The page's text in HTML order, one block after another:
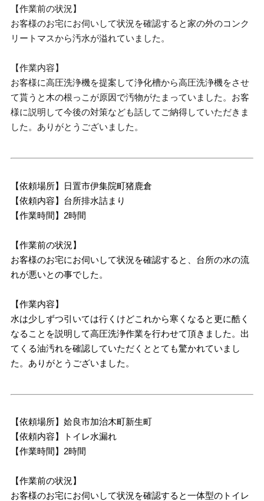
【作業前の状況】
お客様のお宅にお伺いして状況を確認すると家の外のコンク
リートマスから汚水が溢れていました。
【作業内容】
お客様に高圧洗浄機を提案して浄化槽から高圧洗浄機をさせ
て貰うと木の根っこが原因で汚物がたまっていました。お客
様に説明して今後の対策なども話してご納得していただきま
した。ありがとうございました。
【依頼場所】日置市伊集院町猪鹿倉
【依頼内容】台所排水詰まり
【作業時間】2時間
【作業前の状況】
お客様のお宅にお伺いして状況を確認すると、台所の水の流
れが悪いとの事でした。
【作業内容】
水は少しずつ引いては行くけどこれから寒くなると更に酷く
なることを説明して高圧洗浄作業を行わせて頂きました。出
てくる油汚れを確認していただくととても驚かれていまし
た。ありがとうございました。
【依頼場所】姶良市加治木町新生町
【依頼内容】トイレ水漏れ
【作業時間】2時間
【作業前の状況】
お客様のお宅にお伺いして状況を確認すると一体型のトイレ